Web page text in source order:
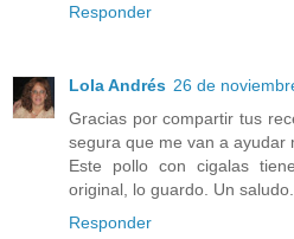
Responder
Lola Andrés 26 de
Gracias por compartir tus
segura que me van a ayudar
Este pollo con cigalas
original, lo guardo. Un saludo.
Responder